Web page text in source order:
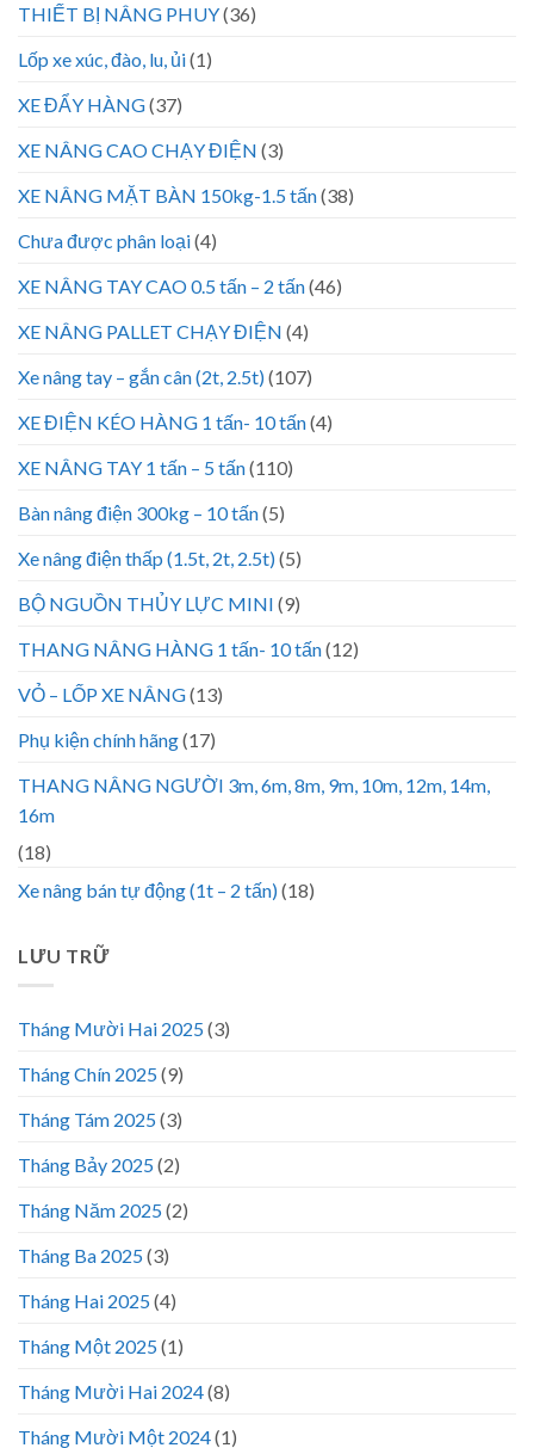
THIẾT BỊ NÂNG PHUY(36)
Lốp xe xúc, đào, lu, ủi(1)
XE ĐẨY HÀNG(37)
XE NÂNG CAO CHẠY ĐIỆN (3)
XE NÂNG MẶT BÀN 150kg-1.5 tấn(38)
Chưa được phân loại(4)
XE NÂNG TAY CAO 0.5 tấn – 2 tấn(46)
XE NÂNG PALLET CHẠY ĐIỆN (4)
Xe nâng tay – gắn cân (2t, 2.5t)(107)
XE ĐIỆN KÉO HÀNG 1 tấn- 10 tấn(4)
XE NÂNG TAY 1 tấn – 5 tấn(110)
Bàn nâng điện 300kg – 10 tấn(5)
Xe nâng điện thấp (1.5t, 2t, 2.5t)(5)
BỘ NGUỒN THỦY LỰC MINI (9)
THANG NÂNG HÀNG 1 tấn- 10 tấn(12)
VỎ – LỐP XE NÂNG(13)
Phụ kiện chính hãng(17)
THANG NÂNG NGƯỜI 3m, 6m, 8m, 9m, 10m, 12m, 14m,
16m
(18)
Xe nâng bán tự động (1t – 2 tấn)(18)
LƯU TRỮ
Tháng Mười Hai 2025(3)
Tháng Chín 2025(9)
Tháng Tám 2025(3)
Tháng Bảy 2025(2)
Tháng Năm 2025(2)
Tháng Ba 2025(3)
Tháng Hai 2025(4)
Tháng Một 2025(1)
Tháng Mười Hai 2024(8)
Tháng Mười Một 2024(1)